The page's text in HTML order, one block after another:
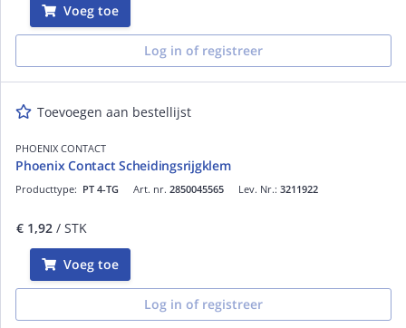
Voeg toe
Log in of registreer
Toevoegen aan bestellijst
PHOENIX CONTACT
Phoenix Contact Scheidingsrijgklem
Art. nr. 2850045565
Producttype: PT 4-TG Lev. Nr.: 3211922
€ 1,92 / STK
Voeg toe
Log in of registreer